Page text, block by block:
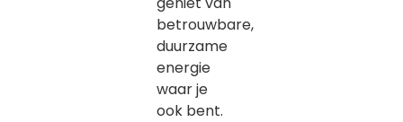
betrouwbare,
duurzame
energie
waar je
ook bent.